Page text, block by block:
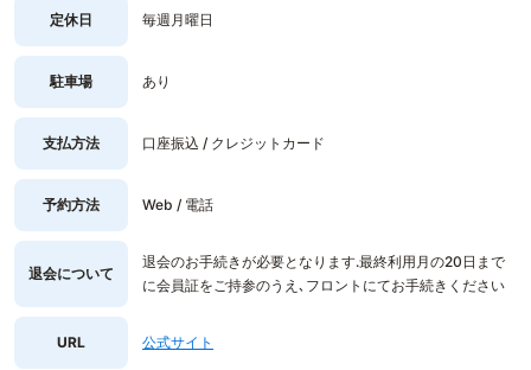
定休日 毎週月曜日
駐車場 あり
支払方法 口座振込 / クレジットカード
予約方法 Web / 電話
退会について
退会のお手続きが必要となります.最終利用月の20日まで
に会員証をご持参のうえ､フロントにてお手続きください
URL 公式サイト